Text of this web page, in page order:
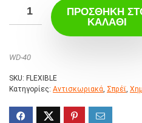
ΠΡΟΣΘΉΚΗ
ΚΑΛΆΘΙ
WD-40
SKU: FLEXIBLE
Κατηγορίες: Αντισκωριακά, Σπρέϊ,